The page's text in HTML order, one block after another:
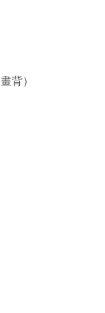
背）